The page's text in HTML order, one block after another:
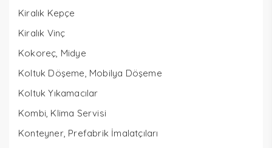
Kiralık Kepçe
Kiralık Vinç
Kokoreç, Midye
Koltuk Döşeme, Mobilya Döşeme
Koltuk Yıkamacılar
Kombi, Klima Servisi
Konteyner, Prefabrik İmalatçıları